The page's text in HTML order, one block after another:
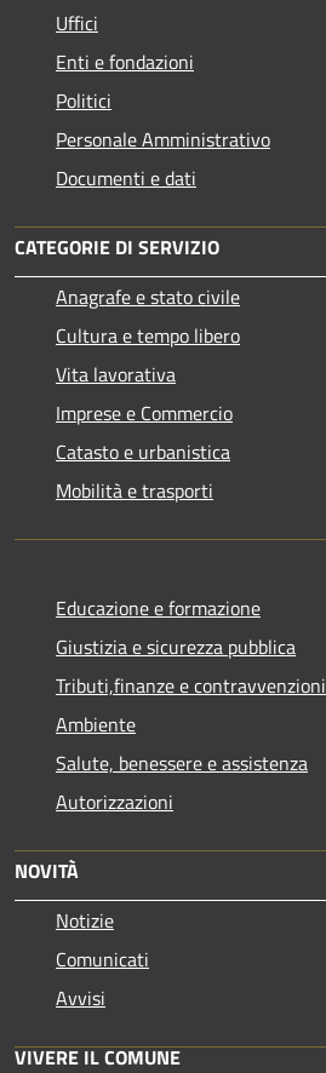
Uffici
Enti e fondazioni
Politici
Personale Amministrativo
Documenti e dati
CATEGORIE DI SERVIZIO
Anagrafe e stato civile
Cultura e tempo libero
Vita lavorativa
Imprese e Commercio
Catasto e urbanistica
Mobilità e trasporti
Educazione e formazione
Giustizia e sicurezza pubblica
Tributi,finanze e contravvenzioni
Ambiente
Salute, benessere e assistenza
Autorizzazioni
NOVITÀ
Notizie
Comunicati
Avvisi
VIVERE IL COMUNE